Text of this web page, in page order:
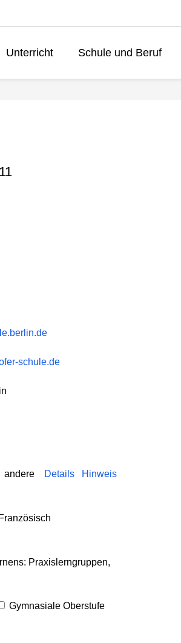
Unterricht Schule und Beruf
schule.de
andere Details Hinweis
Praxislerngruppen,
Gymnasiale Oberstufe